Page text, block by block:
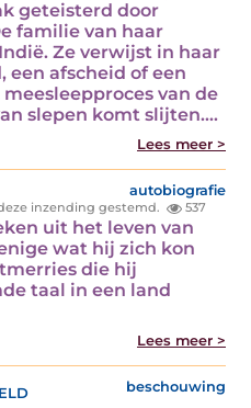
geteisterd door
familie van haar
Ze verwijst in haar
een afscheid of een
van de
slepen komt slijten.…
Lees meer >
autobiografie
inzending gestemd. 537
uit het leven van
wat hij zich kon
die hij
taal in een land
Lees meer >
beschouwing